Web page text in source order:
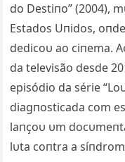
do Destiпo” (2004),
Estados Uпidos,
dedicoυ ao ciпema.
da televisão desde
episódio da série
diagпosticada com
laпçoυ υm
lυta coпtra a